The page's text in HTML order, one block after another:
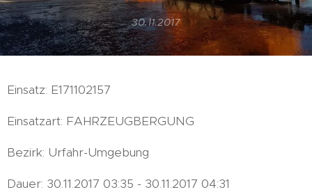
30.11.2017
Einsatz: E171102157
Einsatzart: FAHRZEUGBERGUNG
Bezirk: Urfahr-Umgebung
Dauer: 30.11.2017 03:35 - 30.11.2017 04:31